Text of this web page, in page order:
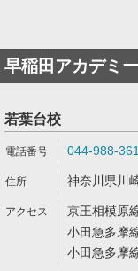
早稲田アカデミー
若葉台校
044-988-
神奈川県川
京王相模原
小田急多摩
小田急多摩